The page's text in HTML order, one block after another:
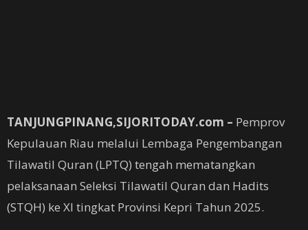
TANJUNGPINANG,SIJORITODAY.com – Pemprov
Kepulauan Riau melalui Lembaga Pengembangan
Tilawatil Quran (LPTQ) tengah mematangkan
pelaksanaan Seleksi Tilawatil Quran dan Hadits
(STQH) ke XI tingkat Provinsi Kepri Tahun 2025.